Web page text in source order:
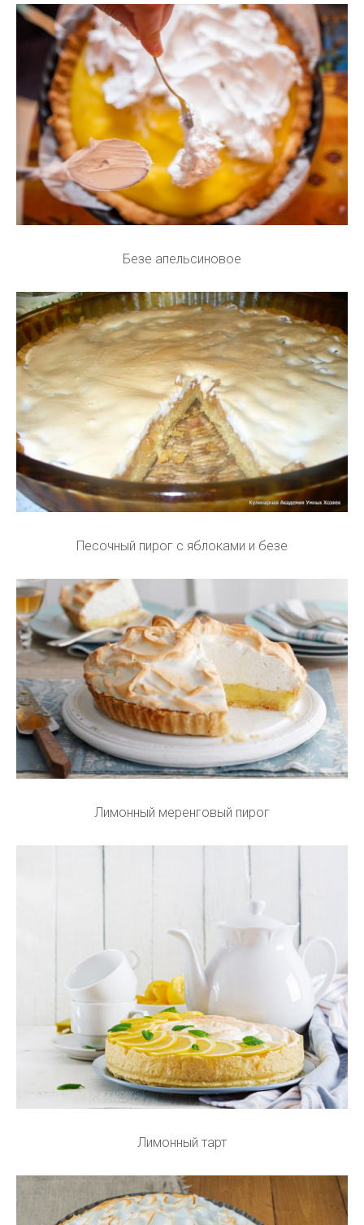
Безе апельсиновое
Песочный пирог с яблоками и безе
Лимонный меренговый пирог
Лимонный тарт